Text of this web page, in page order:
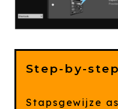
Step-by-
Stapsgewijze